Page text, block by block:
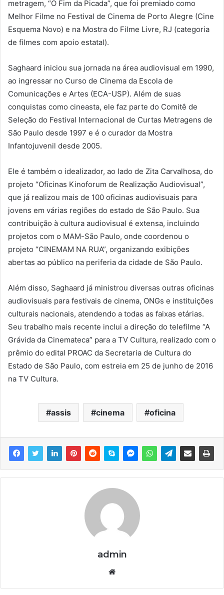
metragem, “O Fim da Picada”, que foi premiado como
Melhor Filme no Festival de Cinema de Porto Alegre (Cine
Esquema Novo) e na Mostra do Filme Livre, RJ (categoria
de filmes com apoio estatal).
Saghaard iniciou sua jornada na área audiovisual em 1990,
ao ingressar no Curso de Cinema da Escola de
Comunicações e Artes (ECA-USP). Além de suas
conquistas como cineasta, ele faz parte do Comitê de
Seleção do Festival Internacional de Curtas Metragens de
São Paulo desde 1997 e é o curador da Mostra
Infantojuvenil desde 2005.
Ele é também o idealizador, ao lado de Zita Carvalhosa, do
projeto “Oficinas Kinoforum de Realização Audiovisual”,
que já realizou mais de 100 oficinas audiovisuais para
jovens em várias regiões do estado de São Paulo. Sua
contribuição à cultura audiovisual é extensa, incluindo
projetos com o MAM-São Paulo, onde coordenou o
projeto “CINEMAM NA RUA”, organizando exibições
abertas ao público na periferia da cidade de São Paulo.
Além disso, Saghaard já ministrou diversas outras oficinas
audiovisuais para festivais de cinema, ONGs e instituições
culturais nacionais, atendendo a todas as faixas etárias.
Seu trabalho mais recente inclui a direção do telefilme “A
Grávida da Cinemateca” para a TV Cultura, realizado com o
prêmio do edital PROAC da Secretaria de Cultura do
Estado de São Paulo, com estreia em 25 de junho de 2016
na TV Cultura.
assis cinema oficina
admin